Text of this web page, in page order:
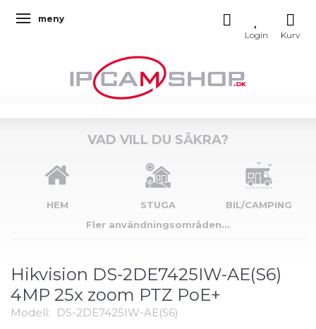
Ändra navigering
meny
VAD VILL DU SÄKRA?
HEM STUGA
BIL/CAMPING
Fler användningsområden...
Hikvision DS-2DE7425IW-AE(S6)
4MP 25x zoom PTZ PoE+
Modell: DS-2DE7425IW-AE(S6)